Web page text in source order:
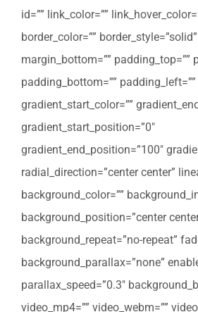
id=”” link_color=””
border_color=””
margin_bottom=”” padding_top=””
padding_bottom=”” padding_left=””
gradient_start_color=””
gradient_start_position=”0″
gradient_end_position=”100″
radial_direction=”center center”
background_color=””
background_position=”center
background_repeat=”no-repeat”
background_parallax=”none”
parallax_speed=”0.3″
video_mp4=”” video_webm=””